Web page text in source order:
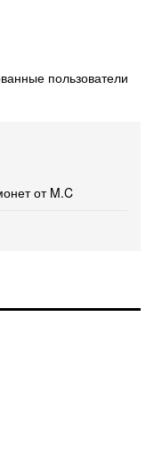
пользователи
от M.C